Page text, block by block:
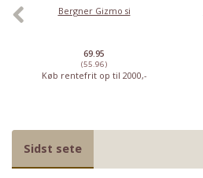
Bergner Gizmo si
69.95
(55.96)
Køb rentefrit op til 2000,-
Sidst sete